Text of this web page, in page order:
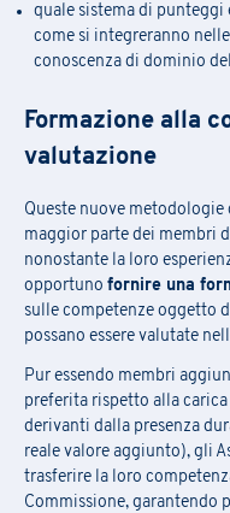
quale sistema di punteggi
come si integreranno
conoscenza di dominio
Formazione alla
valutazione
Queste nuove
maggior parte dei membri
nonostante la loro
opportuno fornire una
sulle competenze oggetto
possano essere valutate
Pur essendo membri
preferita rispetto alla
derivanti dalla presenza
reale valore aggiunto), gli
trasferire la loro
Commissione, garantendo